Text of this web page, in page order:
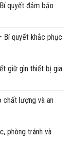
quyết đảm bảo
Bí quyết khắc phục
giữ gìn thiết bị gia
chất lượng và an
phòng tránh và